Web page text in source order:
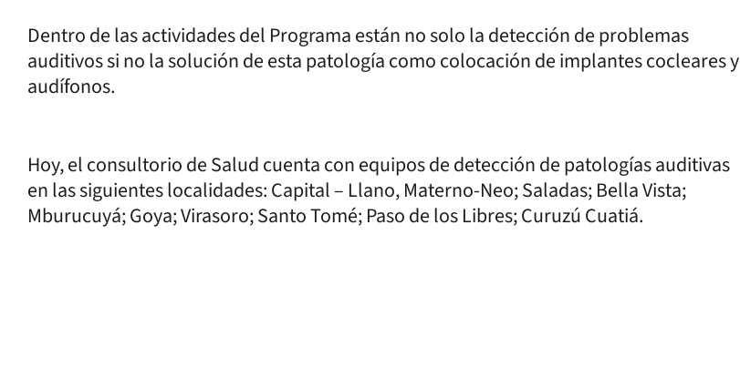
Dentro de las actividades del Programa están no solo la detección de problemas
auditivos si no la solución de esta patología como colocación de implantes cocleares y
audífonos.
Hoy, el consultorio de Salud cuenta con equipos de detección de patologías auditivas
en las siguientes localidades: Capital – Llano, Materno-Neo; Saladas; Bella Vista;
Mburucuyá; Goya; Virasoro; Santo Tomé; Paso de los Libres; Curuzú Cuatiá.